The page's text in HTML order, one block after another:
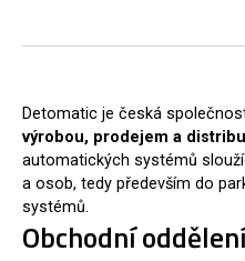
Detomatic je česká
výrobou, prodejem a
automatických systémů
a osob, tedy především do
systémů.
Obchodní oddělení